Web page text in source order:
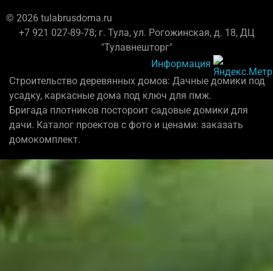
© 2026 tulabrusdoma.ru
+7 921 027-89-78; г. Тула, ул. Рогожинская, д. 18, ДЦ
"Тулавнешторг"
Информация
Строительство деревянных домов: Дачные домики под
усадку, каркасные дома под ключ для пмж.
Бригада плотников постороит садовые домики для
дачи. Каталог проектов с фото и ценами: заказать
домокомплект.